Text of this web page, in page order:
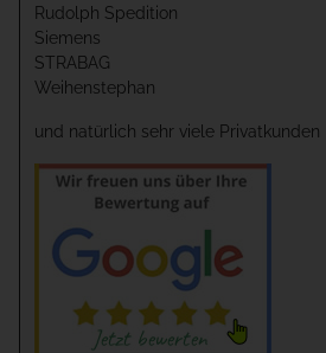
Rudolph Spedition
Siemens
STRABAG
Weihenstephan
und natürlich sehr viele Privatkunden